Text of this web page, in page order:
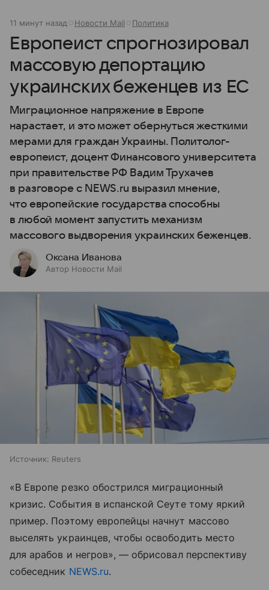
11 минут назад Новости Mail Политика
Европеист спрогнозировал
массовую депортацию
украинских беженцев из ЕС
Миграционное напряжение в Европе
нарастает, и это может обернуться жесткими
мерами для граждан Украины. Политолог-
европеист, доцент Финансового университета
при правительстве РФ Вадим Трухачев
в разговоре с NEWS.ru выразил мнение,
что европейские государства способны
в любой момент запустить механизм
массового выдворения украинских беженцев.
Оксана Иванова
Автор Новости Mail
Источник: Reuters
«В Европе резко обострился миграционный
кризис. События в испанской Сеуте тому яркий
пример. Поэтому европейцы начнут массово
выселять украинцев, чтобы освободить место
для арабов и негров», — обрисовал перспективу
собеседник NEWS.ru.